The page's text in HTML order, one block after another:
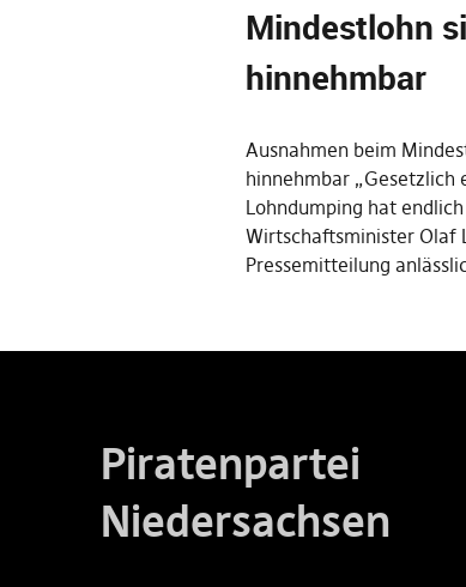
Mindestlohn
hinnehmbar
Ausnahmen beim
hinnehmbar „Gesetzlich
Lohndumping hat
Wirtschaftsminister Olaf
Pressemitteilung
Piratenpartei
Niedersachsen